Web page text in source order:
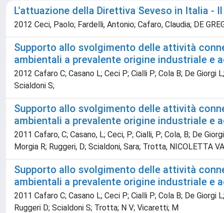
L'attuazione della Direttiva Seveso in Italia -
2012 Ceci, Paolo; Fardelli, Antonio; Cafaro, Claudia; DE
Supporto allo svolgimento delle attività
ambientali a prevalente origine industriale e
2012 Cafaro C; Casano L; Ceci P; Cialli P; Cola B; De
Scialdoni S;
Supporto allo svolgimento delle attività
ambientali a prevalente origine industriale e
2011 Cafaro, C; Casano, L; Ceci, P; Cialli, P; Cola, B; De
Morgia R; Ruggeri, D; Scialdoni, Sara; Trotta, NICOLETTA
Supporto allo svolgimento delle attività
ambientali a prevalente origine industriale e
2011 Cafaro C; Casano L; Ceci P; Cialli P; Cola B; De
Ruggeri D; Scialdoni S; Trotta; N V; Vicaretti; M